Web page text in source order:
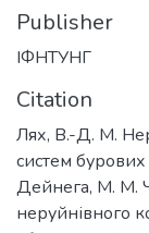
Publisher
ІФНТУНГ
Citation
Лях, В.-Д. М.
систем
Дейнега, М. М.
неруйнівного